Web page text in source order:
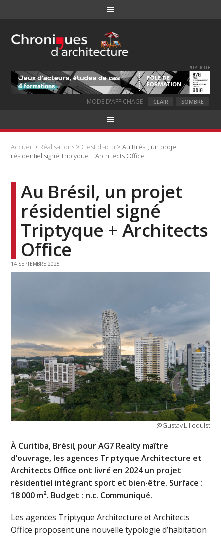
PUBLICITE
MODE D'AFFICHAGE : CLAIR SOMBRE
Accueil > Réalisations > C'est d'actu > Au Brésil, un projet
résidentiel signé Triptyque + Architects Office
Au Brésil, un projet
résidentiel signé
Triptyque + Architects
Office
14 SEPTEMBRE 2025
@Gustav Liliequist
À Curitiba, Brésil, pour AG7 Realty maître
d’ouvrage, les agences Triptyque Architecture et
Architects Office ont livré en 2024 un projet
résidentiel intégrant sport et bien-être. Surface :
18 000 m². Budget : n.c. Communiqué.
Les agences Triptyque Architecture et Architects
Office proposent une nouvelle typologie d’habitation